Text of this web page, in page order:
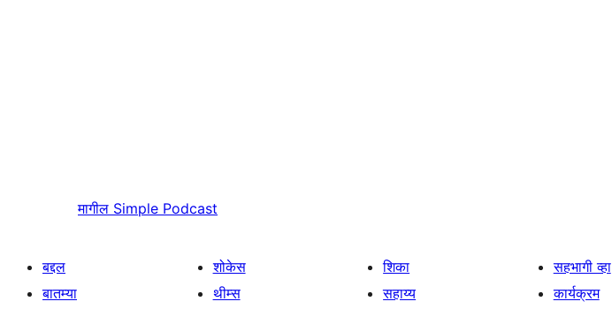
मागील Simple Podcast
बद्दल
बातम्या
शोकेस
थीम्स
शिका
सहाय्य
सहभागी व्हा
कार्यक्रम